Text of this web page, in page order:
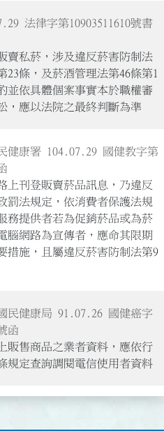
法律字第10903511610號書
賣私菸，涉及違反菸害防制法
23條，及菸酒管理法第46條第1
並依具體個案事實本於職權審
，應以法院之最終判斷為準
健康署 104.07.29 國健教字第
上刊登販賣菸品訊息，乃違反
罰法規定，依消費者保護法規
務提供者若為促銷菸品或為菸
腦網路為宣傳者，應命其限期
措施，且屬違反菸害防制法第9
民健康局 91.07.26 國健癌字
函
販售商品之業者資料，應依行
規定查詢調閱電信使用者資料